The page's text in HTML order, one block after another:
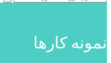
نمونه کارها